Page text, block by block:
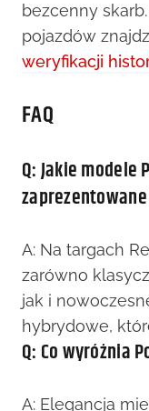
bezcenny
pojazdów
weryfikacji
FAQ
Q: Jakie modele
A: Na targach
zarówno
jak i
hybrydowe,
Q: Co wyróżnia
A: Elegancja